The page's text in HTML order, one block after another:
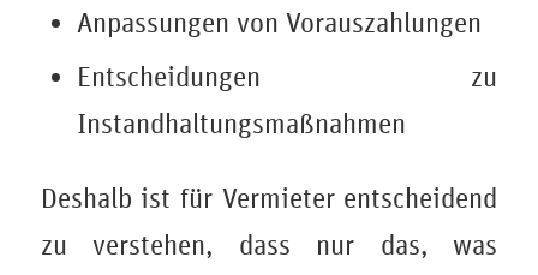
Anpassungen von Vorauszahlungen
Entscheidungen zu
Instandhaltungsmaßnahmen
Deshalb ist für Vermieter entscheidend
zu verstehen, dass nur das, was